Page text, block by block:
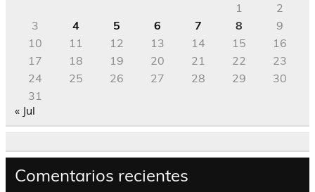
1
2
3
4 5 6 7 8
9
10
11 12 13 14 15
16
17
18 19 20 21 22
23
24
25 26 27 28 29
30
31
« Jul
Comentarios recientes